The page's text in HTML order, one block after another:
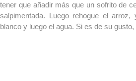
tener que añadir más que un sofrito de
salpimentada. Luego rehogue el
blanco y luego el agua. Si es de su